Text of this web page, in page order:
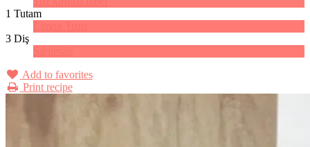
1 Tutam
3 Diş
Add to favorites
Print recipe